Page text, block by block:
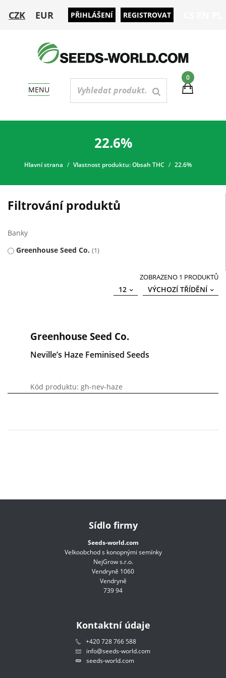
CZK EUR PŘIHLÁŠENÍ REGISTROVAT
0
MENU
22.6%
Hlavní strana Vlastnost produktu: Obsah THC 22.6%
Filtrování produktů
Banky
Greenhouse Seed Co. 1
ZOBRAZENO 1 PRODUKTŮ
VÝCHOZÍ TŘÍDĚNÍ
12
Greenhouse Seed Co.
Neville’s Haze Feminised Seeds
Kód produktu: gh-nev-haze
Sídlo firmy
Seeds-world.com
Velkoobchod s konopnými semínky
NejGrow s.r.o.
Vendryně 1060
Vendryně
739 94
Kontaktní údaje
+420 728 766 588
info@seeds-world.com
seeds-world.com